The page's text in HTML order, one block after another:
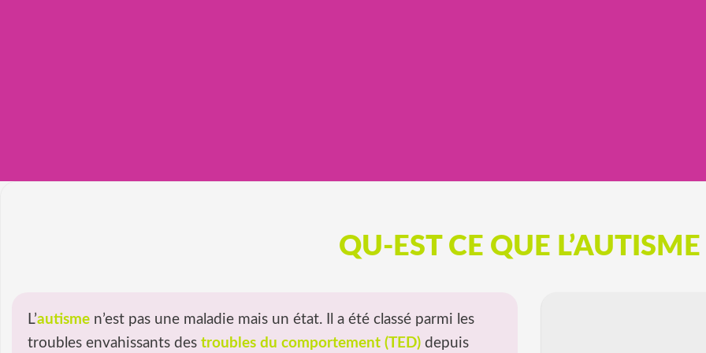
QU-EST CE QUE L’AUTISME
L’autisme n’est pas une maladie mais un état. Il a été classé parmi les
troubles envahissants des troubles du comportement (TED) depuis